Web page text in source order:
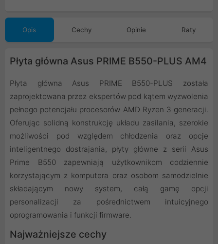
Opis Cechy Opinie Raty
Płyta główna Asus PRIME B550-PLUS AM4
Płyta główna Asus PRIME B550-PLUS została
zaprojektowana przez ekspertów pod kątem wyzwolenia
pełnego potencjału procesorów AMD Ryzen 3 generacji.
Oferując solidną konstrukcję układu zasilania, szerokie
możliwości pod względem chłodzenia oraz opcje
inteligentnego dostrajania, płyty główne z serii Asus
Prime B550 zapewniają użytkownikom codziennie
korzystającym z komputera oraz osobom samodzielnie
składającym nowy system, całą gamę opcji
personalizacji za pośrednictwem intuicyjnego
oprogramowania i funkcji firmware.
Najważniejsze cechy